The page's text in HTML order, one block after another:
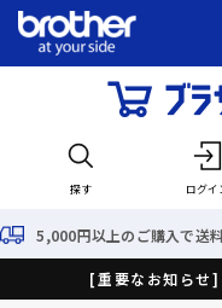
探す ログイ
無料！
[重要なお知らせ